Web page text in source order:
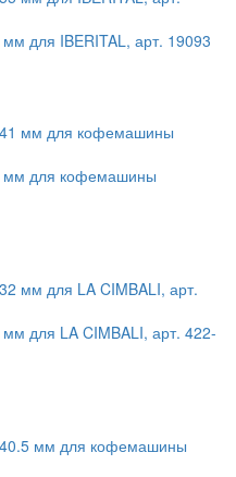
для IBERITAL, арт. 19093
мм для кофемашины
для LA CIMBALI, арт. 422-